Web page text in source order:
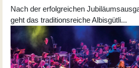
Nach der erfolgreichen
geht das traditionsreiche Albisgütli...